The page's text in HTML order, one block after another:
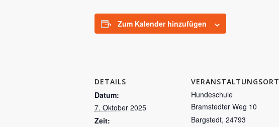
Zum Kalender hinzufügen
DETAILS
Datum:
7. Oktober 2025
Zeit:
VERANSTALTUNGSORT
Hundeschule
Bramstedter Weg 10
Bargstedt, 24793